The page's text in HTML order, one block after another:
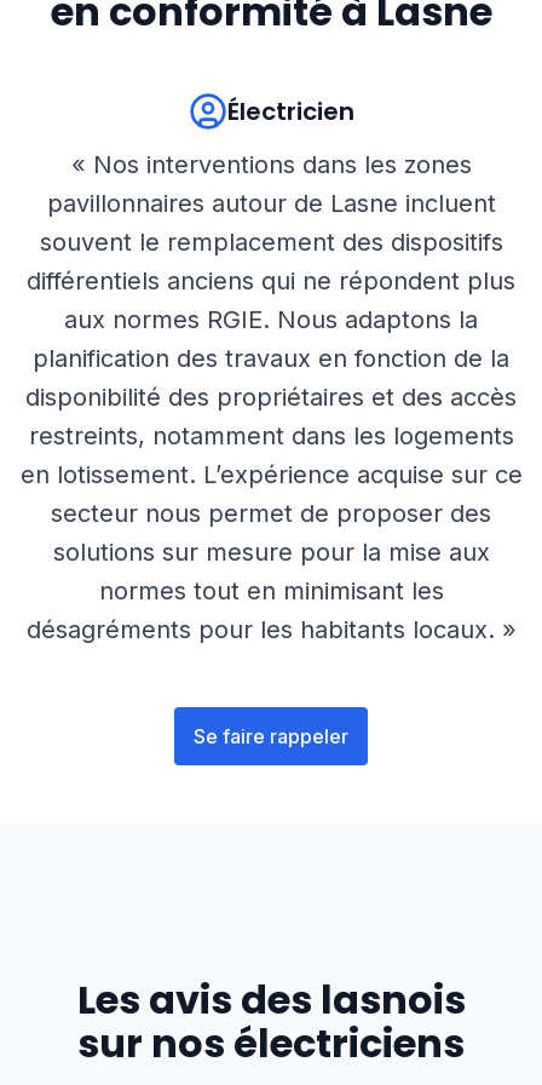
en conformité à Lasne
Électricien
« Nos interventions dans les zones
pavillonnaires autour de Lasne incluent
souvent le remplacement des dispositifs
différentiels anciens qui ne répondent plus
aux normes RGIE. Nous adaptons la
planification des travaux en fonction de la
disponibilité des propriétaires et des accès
restreints, notamment dans les logements
en lotissement. L’expérience acquise sur ce
secteur nous permet de proposer des
solutions sur mesure pour la mise aux
normes tout en minimisant les
désagréments pour les habitants locaux. »
Se faire rappeler
Les avis des lasnois
sur nos électriciens